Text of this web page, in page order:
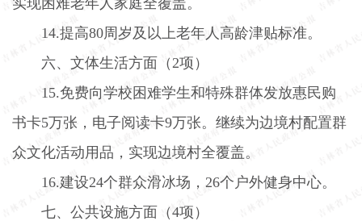
14.提高80周岁及以上老年人高龄津贴标准。
六、文体生活方面（ 2项）
15.免费向学校困难学生和特殊群体发放惠民购
书卡5万张，电子阅读卡9万张。继续为边境村配置群
众文化活动用品，实现边境村全覆盖。
16.建设24个群众滑冰场， 26个户外健身中心。
七、公共设施方面（4项）